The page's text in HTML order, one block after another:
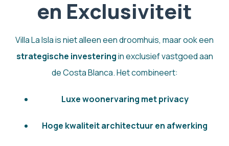
en Exclusiviteit
Villa La Isla is niet alleen een droomhuis, maar ook een
strategische investeringin exclusief vastgoed aan
de Costa Blanca. Het combineert:
Luxe woonervaring met privacy
Hoge kwaliteit architectuur en afwerking